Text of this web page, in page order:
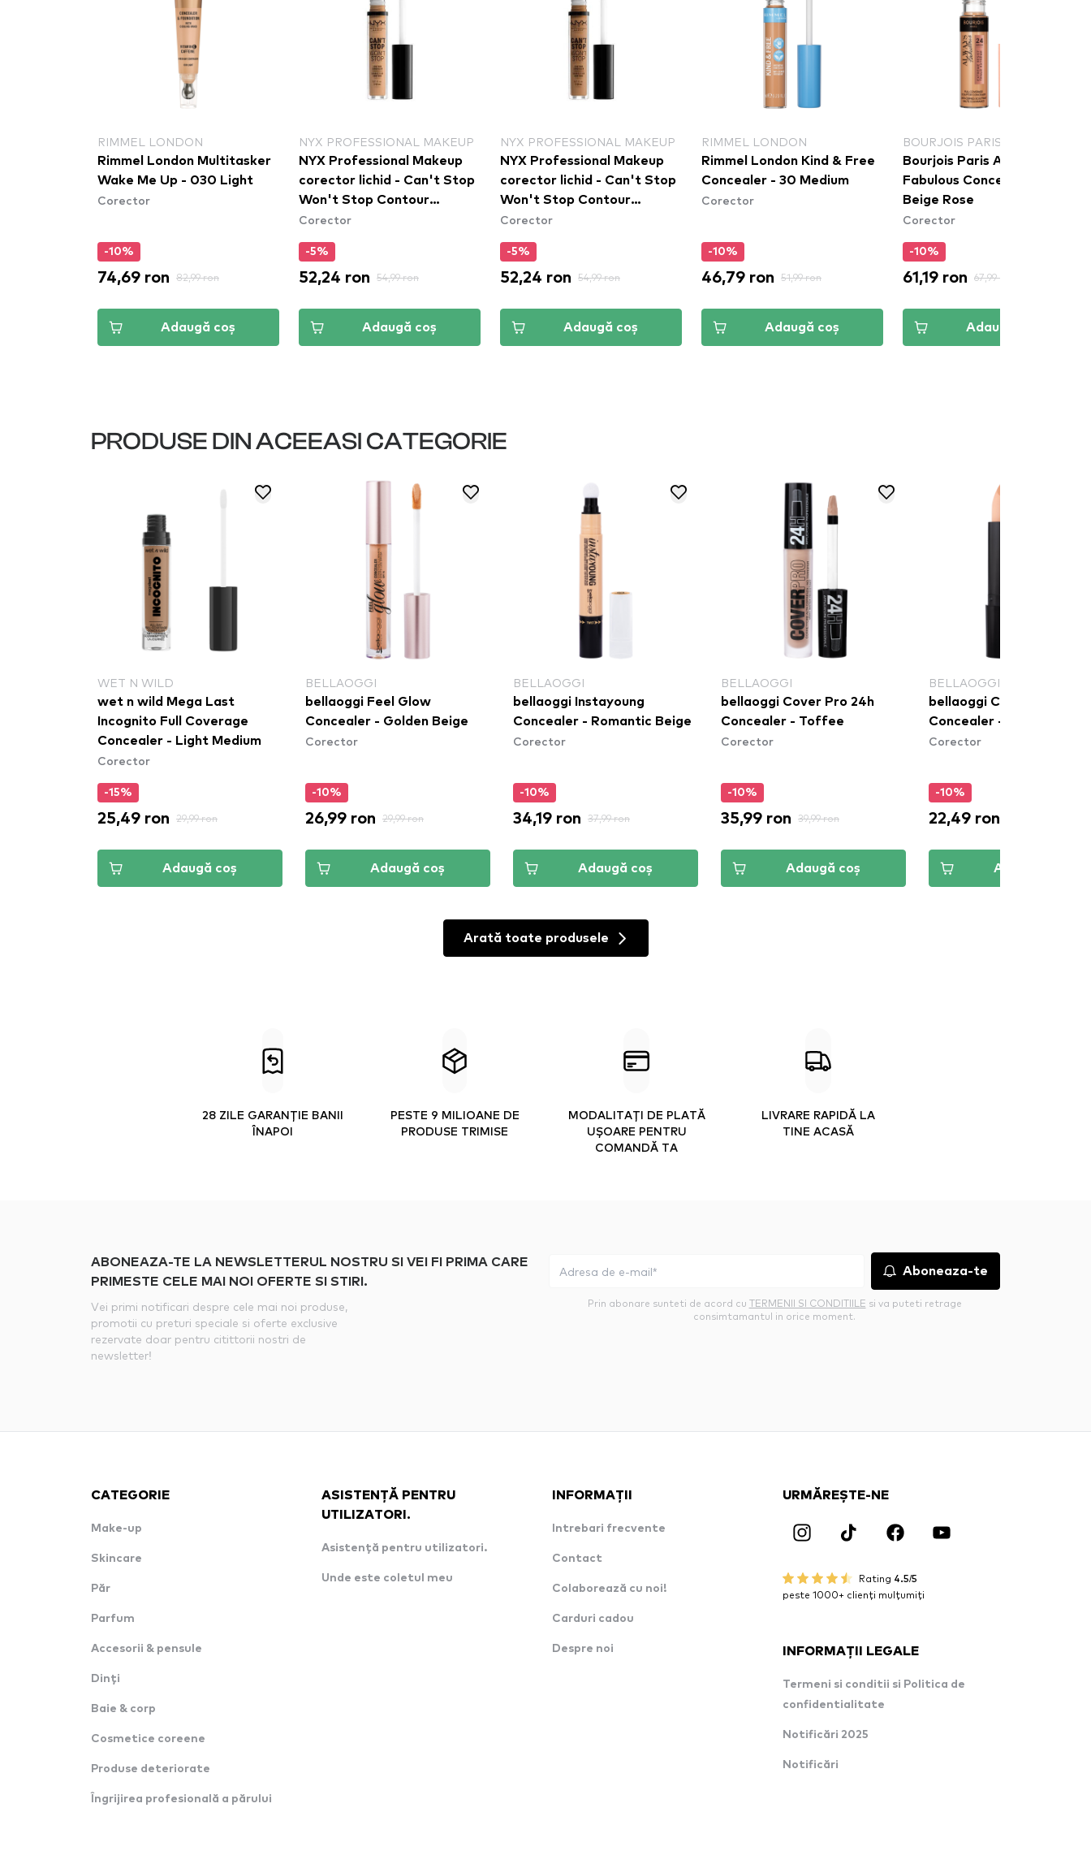
RIMMEL LONDON
Rimmel London Multitasker
Wake Me Up - 030 Light
Corector
-10%
74,69 ron 82,99 ron
Adaugă coș
NYX PROFESSIONAL MAKEUP
NYX Professional Makeup
corector lichid - Can't Stop
Won't Stop Contour
Concealer - Beige
Corector
-5%
52,24 ron 54,99 ron
Adaugă coș
NYX PROFESSIONAL MAKEUP
NYX Professional Makeup
corector lichid - Can't Stop
Won't Stop Contour
Concealer - Neutral Tan
Corector
-5%
52,24 ron 54,99 ron
Adaugă coș
RIMMEL LONDON
Rimmel London Kind & Free
Concealer - 30 Medium
Corector
-10%
46,79 ron 51,99 ron
Adaugă coș
BOURJOIS PARIS
Bourjois Paris Always
Fabulous Concealer - 300
Beige Rose
Corector
-10%
61,19 ron 67,99 ron
Adaugă coș
PRODUSE DIN ACEEASI CATEGORIE
WET N WILD
wet n wild Mega Last
Incognito Full Coverage
Concealer - Light Medium
Corector
-15%
25,49 ron 29,99 ron
Adaugă coș
BELLAOGGI
bellaoggi Feel Glow
Concealer - Golden Beige
Corector
-10%
26,99 ron 29,99 ron
Adaugă coș
BELLAOGGI
bellaoggi Instayoung
Concealer - Romantic Beige
Corector
-10%
34,19 ron 37,99 ron
Adaugă coș
BELLAOGGI
bellaoggi Cover Pro 24h
Concealer - Toffee
Corector
-10%
35,99 ron 39,99 ron
Adaugă coș
BELLAOGGI
bellaoggi Cover Me
Concealer - Honey
Corector
-10%
22,49 ron
Adaugă coș
Arată toate produsele
28 ZILE GARANȚIE BANII
ÎNAPOI
PESTE 9 MILIOANE DE
PRODUSE TRIMISE
MODALITAȚI DE PLATĂ
UȘOARE PENTRU
COMANDĂ TA
LIVRARE RAPIDĂ LA
TINE ACASĂ
ABONEAZA-TE LA NEWSLETTERUL NOSTRU SI VEI FI PRIMA CARE
PRIMESTE CELE MAI NOI OFERTE SI STIRI.
Vei primi notificari despre cele mai noi produse,
promotii cu preturi speciale si oferte exclusive
rezervate doar pentru citittorii nostri de
newsletter!
Aboneaza-te
Prin abonare sunteti de acord cu TERMENII SI CONDITIILE si va puteti retrage
consimtamantul in orice moment.
CATEGORIE
Make-up
Skincare
Păr
Parfum
Accesorii & pensule
Dinți
Baie & corp
Cosmetice coreene
Produse deteriorate
Îngrijirea profesională a părului
ASISTENȚĂ PENTRU
UTILIZATORI.
Asistență pentru utilizatori.
Unde este coletul meu
INFORMAȚII
Intrebari frecvente
Contact
Colaborează cu noi!
Carduri cadou
Despre noi
URMĂREȘTE-NE
Rating 4.5/5
peste 1000+ clienți mulțumiți
INFORMAȚII LEGALE
Termeni si conditii si Politica de
confidentialitate
Notificări 2025
Notificări